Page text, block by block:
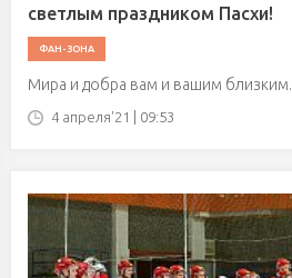
светлым праздником Пасхи!
ФАН-ЗОНА
Мира и добра вам и вашим близким.
4 апреля'21 | 09:53